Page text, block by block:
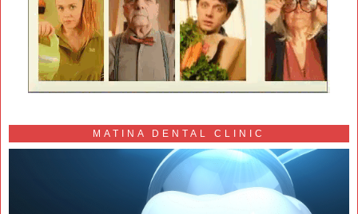
MATINA DENTAL CLINIC